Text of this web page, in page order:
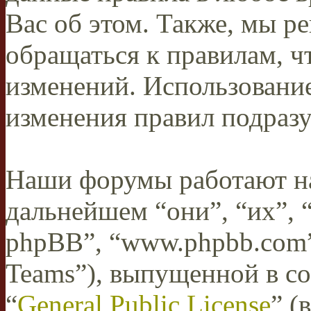
Вас об этом. Также, мы
обращаться к правилам,
изменений.
изменения правил
Наши форумы работают
дальнейшем “они”, “их”,
phpBB”,
Teams”), выпущенной в
“General Public License”